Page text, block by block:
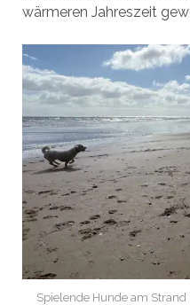
wärmeren Jahreszeit
Spielende Hunde am